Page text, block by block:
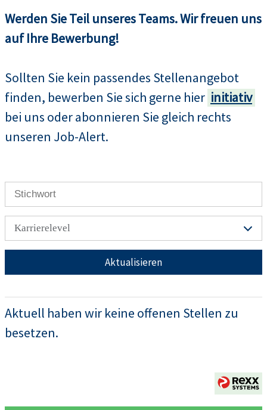
Werden Sie Teil unseres Teams. Wir freuen uns
auf Ihre Bewerbung!
Sollten Sie kein passendes Stellenangebot
finden, bewerben Sie sich gerne hier initiativ
bei uns oder abonnieren Sie gleich rechts
unseren Job-Alert.
Karrierelevel
Aktualisieren
Aktuell haben wir keine offenen Stellen zu
besetzen.